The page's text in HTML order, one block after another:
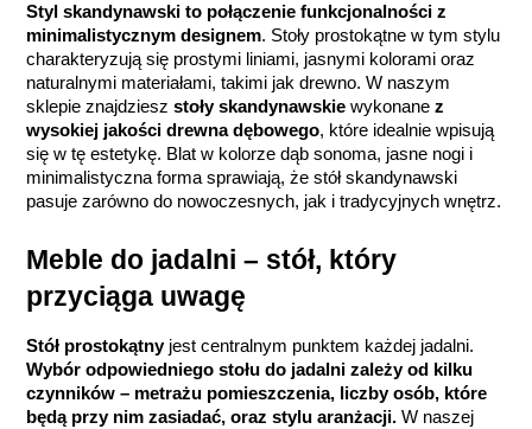
Styl skandynawski to połączenie funkcjonalności z
minimalistycznym designem. Stoły prostokątne w tym stylu
charakteryzują się prostymi liniami, jasnymi kolorami oraz
naturalnymi materiałami, takimi jak drewno. W naszym
sklepie znajdziesz stoły skandynawskie wykonane z
wysokiej jakości drewna dębowego, które idealnie wpisują
się w tę estetykę. Blat w kolorze dąb sonoma, jasne nogi i
minimalistyczna forma sprawiają, że stół skandynawski
pasuje zarówno do nowoczesnych, jak i tradycyjnych wnętrz.
Meble do jadalni – stół, który
przyciąga uwagę
Stół prostokątny
Wybór odpowiedniego stołu do jadalni zależy od kilku
czynników – metrażu pomieszczenia, liczby osób, które
będą przy nim zasiadać, oraz stylu aranżacji. W naszej